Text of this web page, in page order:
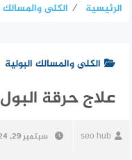
الرئيسية ⁄ الكلى والمسالك
الكلى والمسالك البولية
علاج حرقة
seo hub سبتمبر 29, 2024